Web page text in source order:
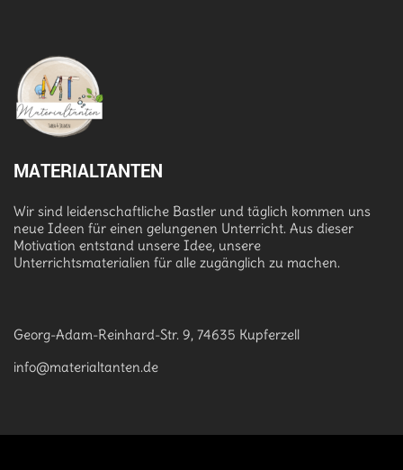
MATERIALTANTEN
Wir sind leidenschaftliche Bastler und täglich kommen uns
neue Ideen für einen gelungenen Unterricht. Aus dieser
Motivation entstand unsere Idee, unsere
Unterrichtsmaterialien für alle zugänglich zu machen.
Georg-Adam-Reinhard-Str. 9, 74635 Kupferzell
info@materialtanten.de